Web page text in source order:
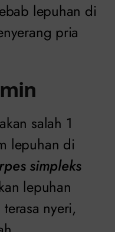
lepuhan di
pria
salah 1
lepuhan di
simpleks
lepuhan
nyeri,